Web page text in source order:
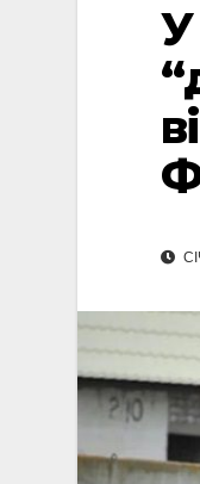
У